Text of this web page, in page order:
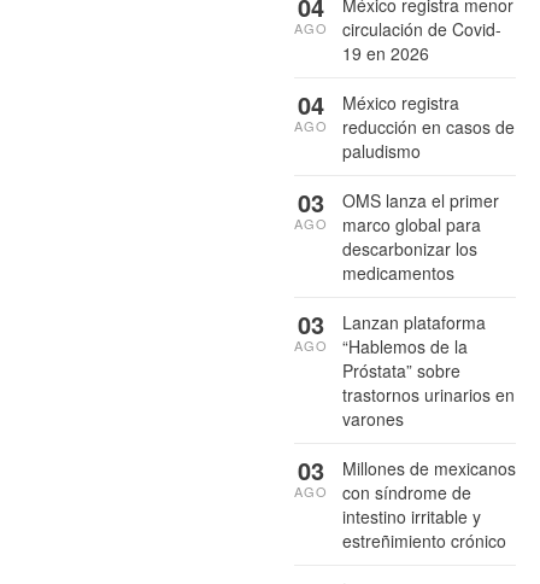
México registra menor
circulación de Covid-
19 en 2026
04
AGO
México registra
reducción en casos de
paludismo
04
AGO
OMS lanza el primer
marco global para
descarbonizar los
medicamentos
03
AGO
Lanzan plataforma
“Hablemos de la
Próstata” sobre
trastornos urinarios en
varones
03
AGO
Millones de mexicanos
con síndrome de
intestino irritable y
estreñimiento crónico
03
AGO